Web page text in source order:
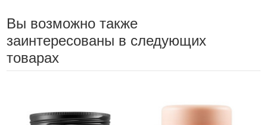
Вы возможно также
заинтересованы в следующих
товарах